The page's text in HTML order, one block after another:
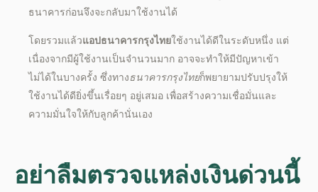
ธนาคารก่อนจึงจะกลับมาใช้งานได้
โดยรวมแล้วแอปธนาคารกรุงไทยใช้งานได้ดีในระดับหนึ่ง แต่
เนื่องจากมีผู้ใช้งานเป็นจำนวนมาก อาจจะทำให้มีปัญหาเข้า
ไม่ได้ในบางครั้ง ซึ่งทางธนาคารกรุงไทยก็พยายามปรับปรุงให้
ใช้งานได้ดียิ่งขึ้นเรื่อยๆ อยู่เสมอ เพื่อสร้างความเชื่อมั่นและ
ความมั่นใจให้กับลูกค้านั่นเอง
อย่าลืมตรวจแหล่งเงินด่วนนี้